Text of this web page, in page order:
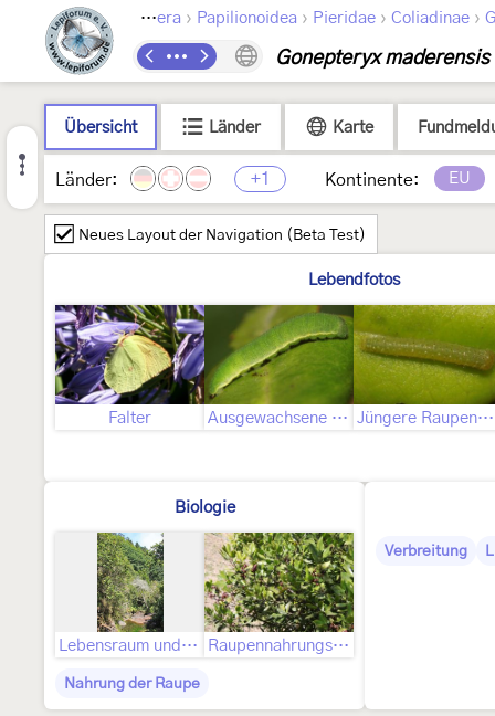
Lepidoptera › Papilionoidea › Pieridae › Coliadinae ›
Gonepteryx maderensis
Übersicht Länder Karte
Länder: +1 Kontinente: EU
Neues Layout der Navigation (Beta Test)
Lebendfotos
Falter Ausgewachsene Raupe Jüngere Raupenstadien
Biologie
Lebensraum und Lebensweise Raupennahrungspflanzen
Nahrung der Raupe
Verbreitung